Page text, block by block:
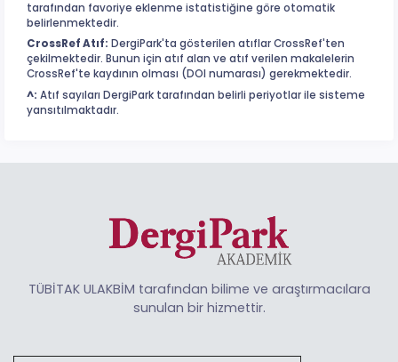
tarafından favoriye eklenme istatistiğine göre otomatik
belirlenmektedir.
CrossRef Atıf: DergiPark'ta gösterilen atıflar CrossRef'ten
çekilmektedir. Bunun için atıf alan ve atıf verilen makalelerin
CrossRef'te kaydının olması (DOI numarası) gerekmektedir.
^: Atıf sayıları DergiPark tarafından belirli periyotlar ile sisteme
yansıtılmaktadır.
TÜBİTAK ULAKBİM tarafından bilime ve araştırmacılara
sunulan bir hizmettir.